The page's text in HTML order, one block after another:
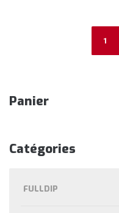
1
Panier
Catégories
FULLDIP